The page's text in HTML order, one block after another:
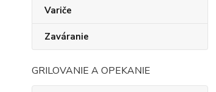
Variče
Zaváranie
GRILOVANIE A OPEKANIE